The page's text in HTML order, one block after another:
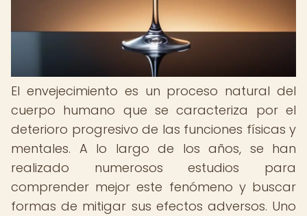
El envejecimiento es un proceso natural del
cuerpo humano que se caracteriza por el
deterioro progresivo de las funciones físicas y
mentales. A lo largo de los años, se han
realizado numerosos estudios para
comprender mejor este fenómeno y buscar
formas de mitigar sus efectos adversos. Uno